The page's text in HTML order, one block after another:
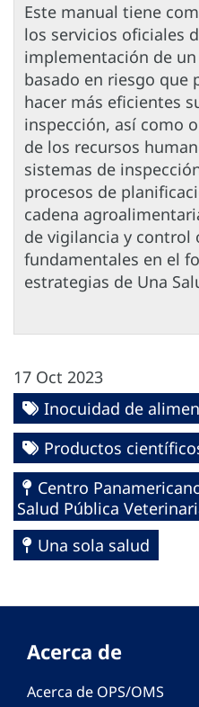
Este manual tiene
los servicios oficiales
implementación de
basado en riesgo que
hacer más eficientes
inspección, así como
de los recursos
sistemas de
procesos de
cadena
de vigilancia y control
fundamentales en el
estrategias de Una
17 Oct 2023
Inocuidad de
Productos
Centro
Salud Pública
Una sola salud
Acerca de
Acerca de OPS/OMS